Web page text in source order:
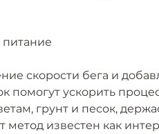
скорости бега и
помогут ускорить
грунт и песок,
метод известен как